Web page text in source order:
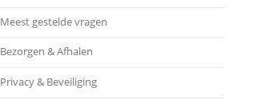
Meest gestelde vragen
Bezorgen & Afhalen
Privacy & Beveiliging